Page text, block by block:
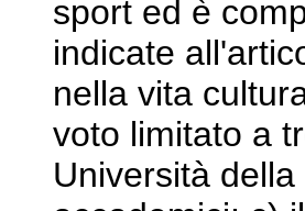
sport ed è
indicate
nella vita
voto limitato a
Università